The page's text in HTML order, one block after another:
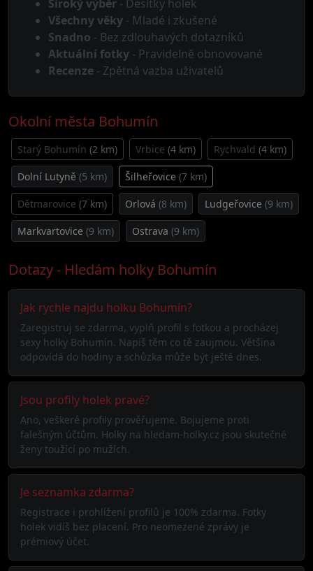
Široký výběr - Desítky holek
Všechny věky - Mladé i zkušené
Snadno - Bez zdlouhavých dotazníků
Aktuální fotky - Pravidelně obnovované
Recenze - Zpětná vazba uživatelů
Okolní města Bohumín
Starý Bohumín (2 km) Vrbice (4 km) Rychvald (4 km)
Dolní Lutyně (5 km) Šilheřovice (7 km)
Dětmarovice (7 km) Orlová (8 km) Ludgeřovice (9 km)
Markvartovice (9 km) Ostrava (9 km)
Dotazy - Hledám holky Bohumín
Jak rychle najdu holku Bohumín?
Zaregistruj se zdarma, vyplň profil s fotkou a procházej
sexy holky Bohumín. Napiš těm co tě zaujmou. Většina
odpovídá do hodiny a schůzka může být ještě dnes.
Jsou profily holek pravé?
Ano, veškeré profily prověřujeme. Bojujeme proti
falešným účtům. Holky na hledam-holky.cz jsou skutečné
ženy toužící po mužích.
Je seznamka zdarma?
Registrace i prohlížení profilů je 100% zdarma. Fotky
holek vidíš bez placení. Pro neomezené zprávy je
prémiový účet.